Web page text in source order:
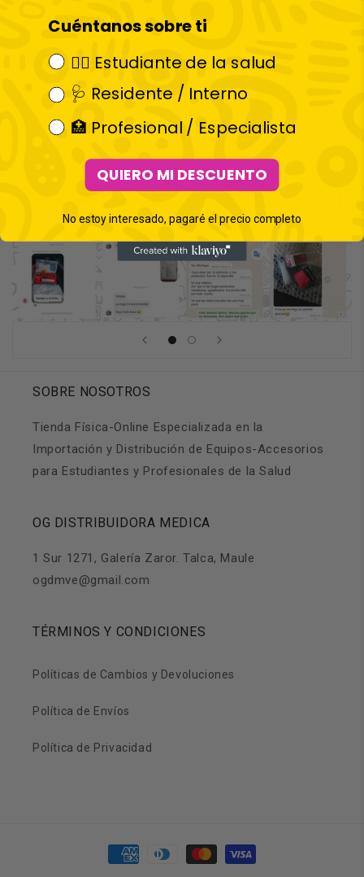
perfectamente al otoscopio, sin
Camila Flores
SOBRE NOSOTROS
Tienda Física-Online Especializada en la
Importación y Distribución de Equipos-Accesorios
para Estudiantes y Profesionales de la Salud
OG DISTRIBUIDORA MEDICA
1 Sur 1271, Galería Zaror. Talca, Maule
ogdmve@gmail.com
TÉRMINOS Y CONDICIONES
Políticas de Cambios y Devoluciones
Política de Envíos
Política de Privacidad
Formas
de
Cuéntanos sobre ti
👩‍⚕️ Estudiante de la salud
🩺 Residente / Interno
🏥 Profesional / Especialista
QUIERO MI DESCUENTO
No estoy interesado, pagaré el precio completo